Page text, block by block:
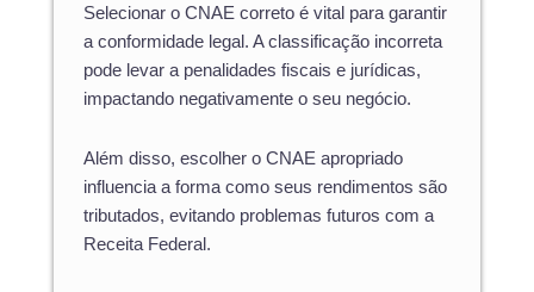
Selecionar o CNAE correto é vital para garantir
a conformidade legal. A classificação incorreta
pode levar a penalidades fiscais e jurídicas,
impactando negativamente o seu negócio.
Além disso, escolher o CNAE apropriado
influencia a forma como seus rendimentos são
tributados, evitando problemas futuros com a
Receita Federal.